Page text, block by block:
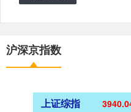
沪深京指数
上证综指